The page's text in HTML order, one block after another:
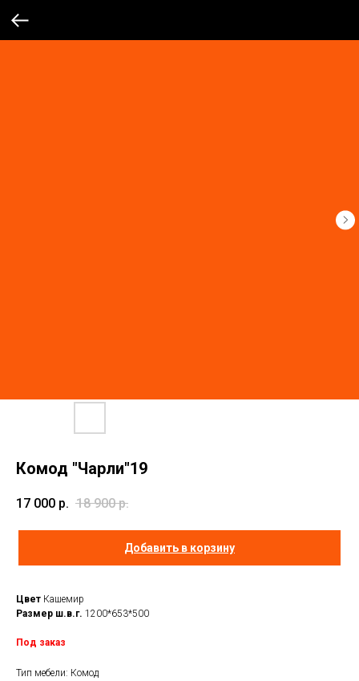
Комод "Чарли"19
17 000 р. 18 900 р.
Добавить в корзину
Цвет Кашемир
Размер ш.в.г. 1200*653*500
Под заказ
Тип мебели: Комод